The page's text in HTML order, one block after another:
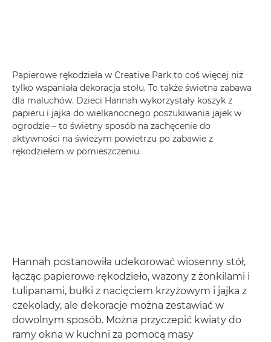
Papierowe rękodzieła w Creative Park to coś więcej niż
tylko wspaniała dekoracja stołu. To także świetna zabawa
dla maluchów. Dzieci Hannah wykorzystały koszyk z
papieru i jajka do wielkanocnego poszukiwania jajek w
ogrodzie – to świetny sposób na zachęcenie do
aktywności na świeżym powietrzu po zabawie z
rękodziełem w pomieszczeniu.
Hannah postanowiła udekorować wiosenny stół,
łącząc papierowe rękodzieło, wazony z żonkilami i
tulipanami, bułki z nacięciem krzyżowym i jajka z
czekolady, ale dekoracje można zestawiać w
dowolnym sposób. Można przyczepić kwiaty do
ramy okna w kuchni za pomocą masy